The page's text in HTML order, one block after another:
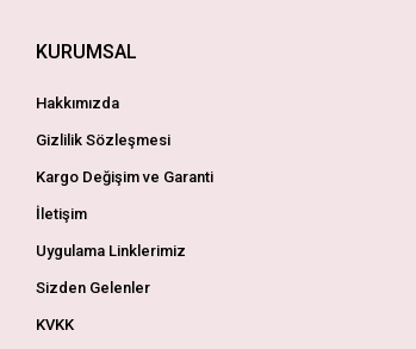
KURUMSAL
Hakkımızda
Gizlilik Sözleşmesi
Kargo Değişim ve Garanti
İletişim
Uygulama Linklerimiz
Sizden Gelenler
KVKK